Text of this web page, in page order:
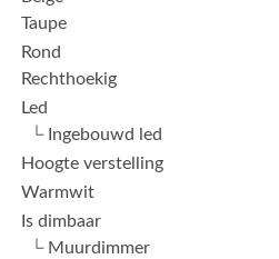
Taupe
Rond
Rechthoekig
Led
└ Ingebouwd led
Hoogte verstelling
Warmwit
Is dimbaar
└ Muurdimmer